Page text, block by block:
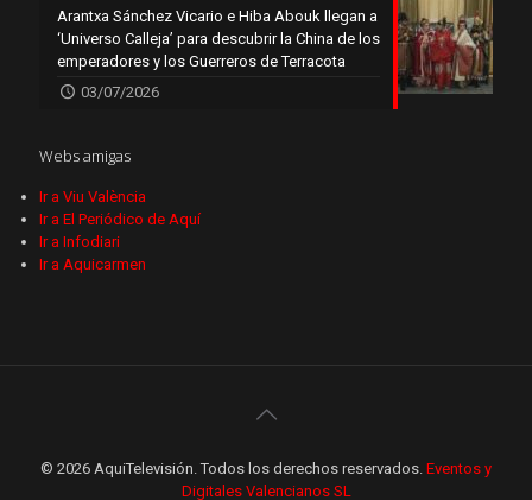
Arantxa Sánchez Vicario e Hiba Abouk llegan a
‘Universo Calleja’ para descubrir la China de los
emperadores y los Guerreros de Terracota
03/07/2026
Webs amigas
Ir a Viu València
Ir a El Periódico de Aquí
Ir a Infodiari
Ir a Aquicarmen
© 2026 AquiTelevisión. Todos los derechos reservados. Eventos y
Digitales Valencianos SL